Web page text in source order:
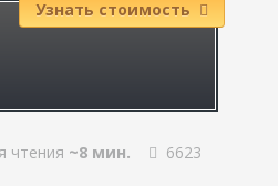
Узнать стоимость
чтения ~8 мин. 6623